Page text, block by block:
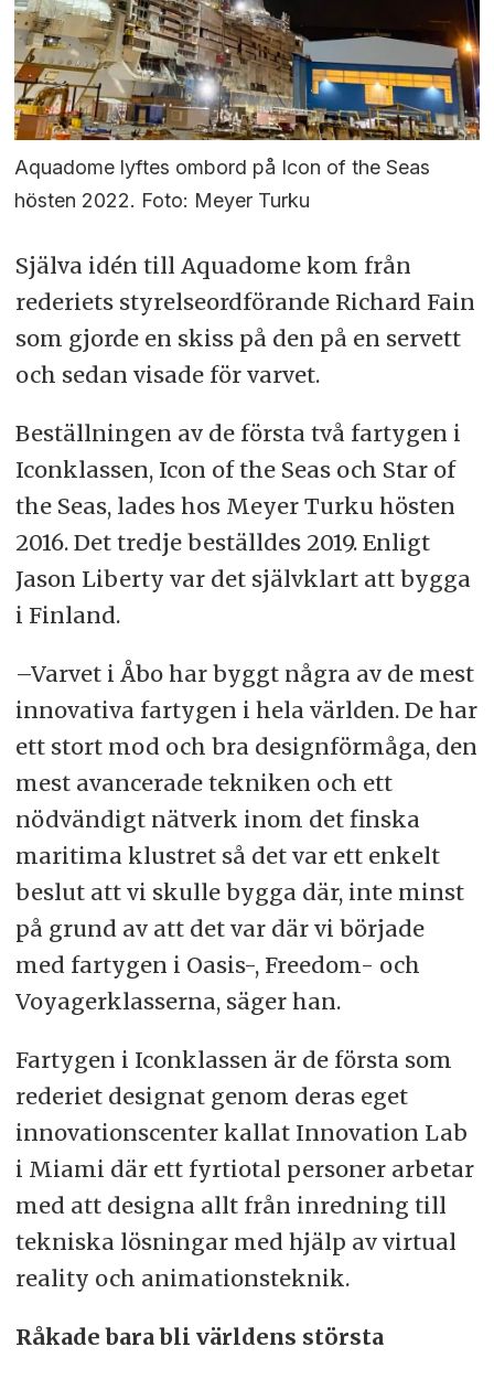
Aquadome lyftes ombord på Icon of the Seas
hösten 2022. Foto: Meyer Turku
Själva idén till Aquadome kom från
rederiets styrelseordförande Richard Fain
som gjorde en skiss på den på en servett
och sedan visade för varvet.
Beställningen av de första två fartygen i
Iconklassen, Icon of the Seas och Star of
the Seas, lades hos Meyer Turku hösten
2016. Det tredje beställdes 2019. Enligt
Jason Liberty var det självklart att bygga
i Finland.
–Varvet i Åbo har byggt några av de mest
innovativa fartygen i hela världen. De har
ett stort mod och bra designförmåga, den
mest avancerade tekniken och ett
nödvändigt nätverk inom det finska
maritima klustret så det var ett enkelt
beslut att vi skulle bygga där, inte minst
på grund av att det var där vi började
med fartygen i Oasis-, Freedom- och
Voyagerklasserna, säger han.
Fartygen i Iconklassen är de första som
rederiet designat genom deras eget
innovationscenter kallat Innovation Lab
i Miami där ett fyrtiotal personer arbetar
med att designa allt från inredning till
tekniska lösningar med hjälp av virtual
reality och animationsteknik.
Råkade bara bli världens största